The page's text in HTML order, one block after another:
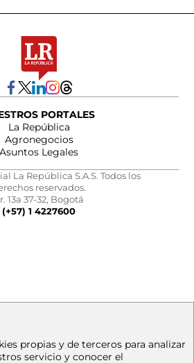
PORTALES
La República
Agronegocios
Asuntos Legales
La República S.A.S. Todos los
reservados.
13a 37-32, Bogotá
(+57) 1 4227600
propias y de terceros para analizar
servicio y conocer el